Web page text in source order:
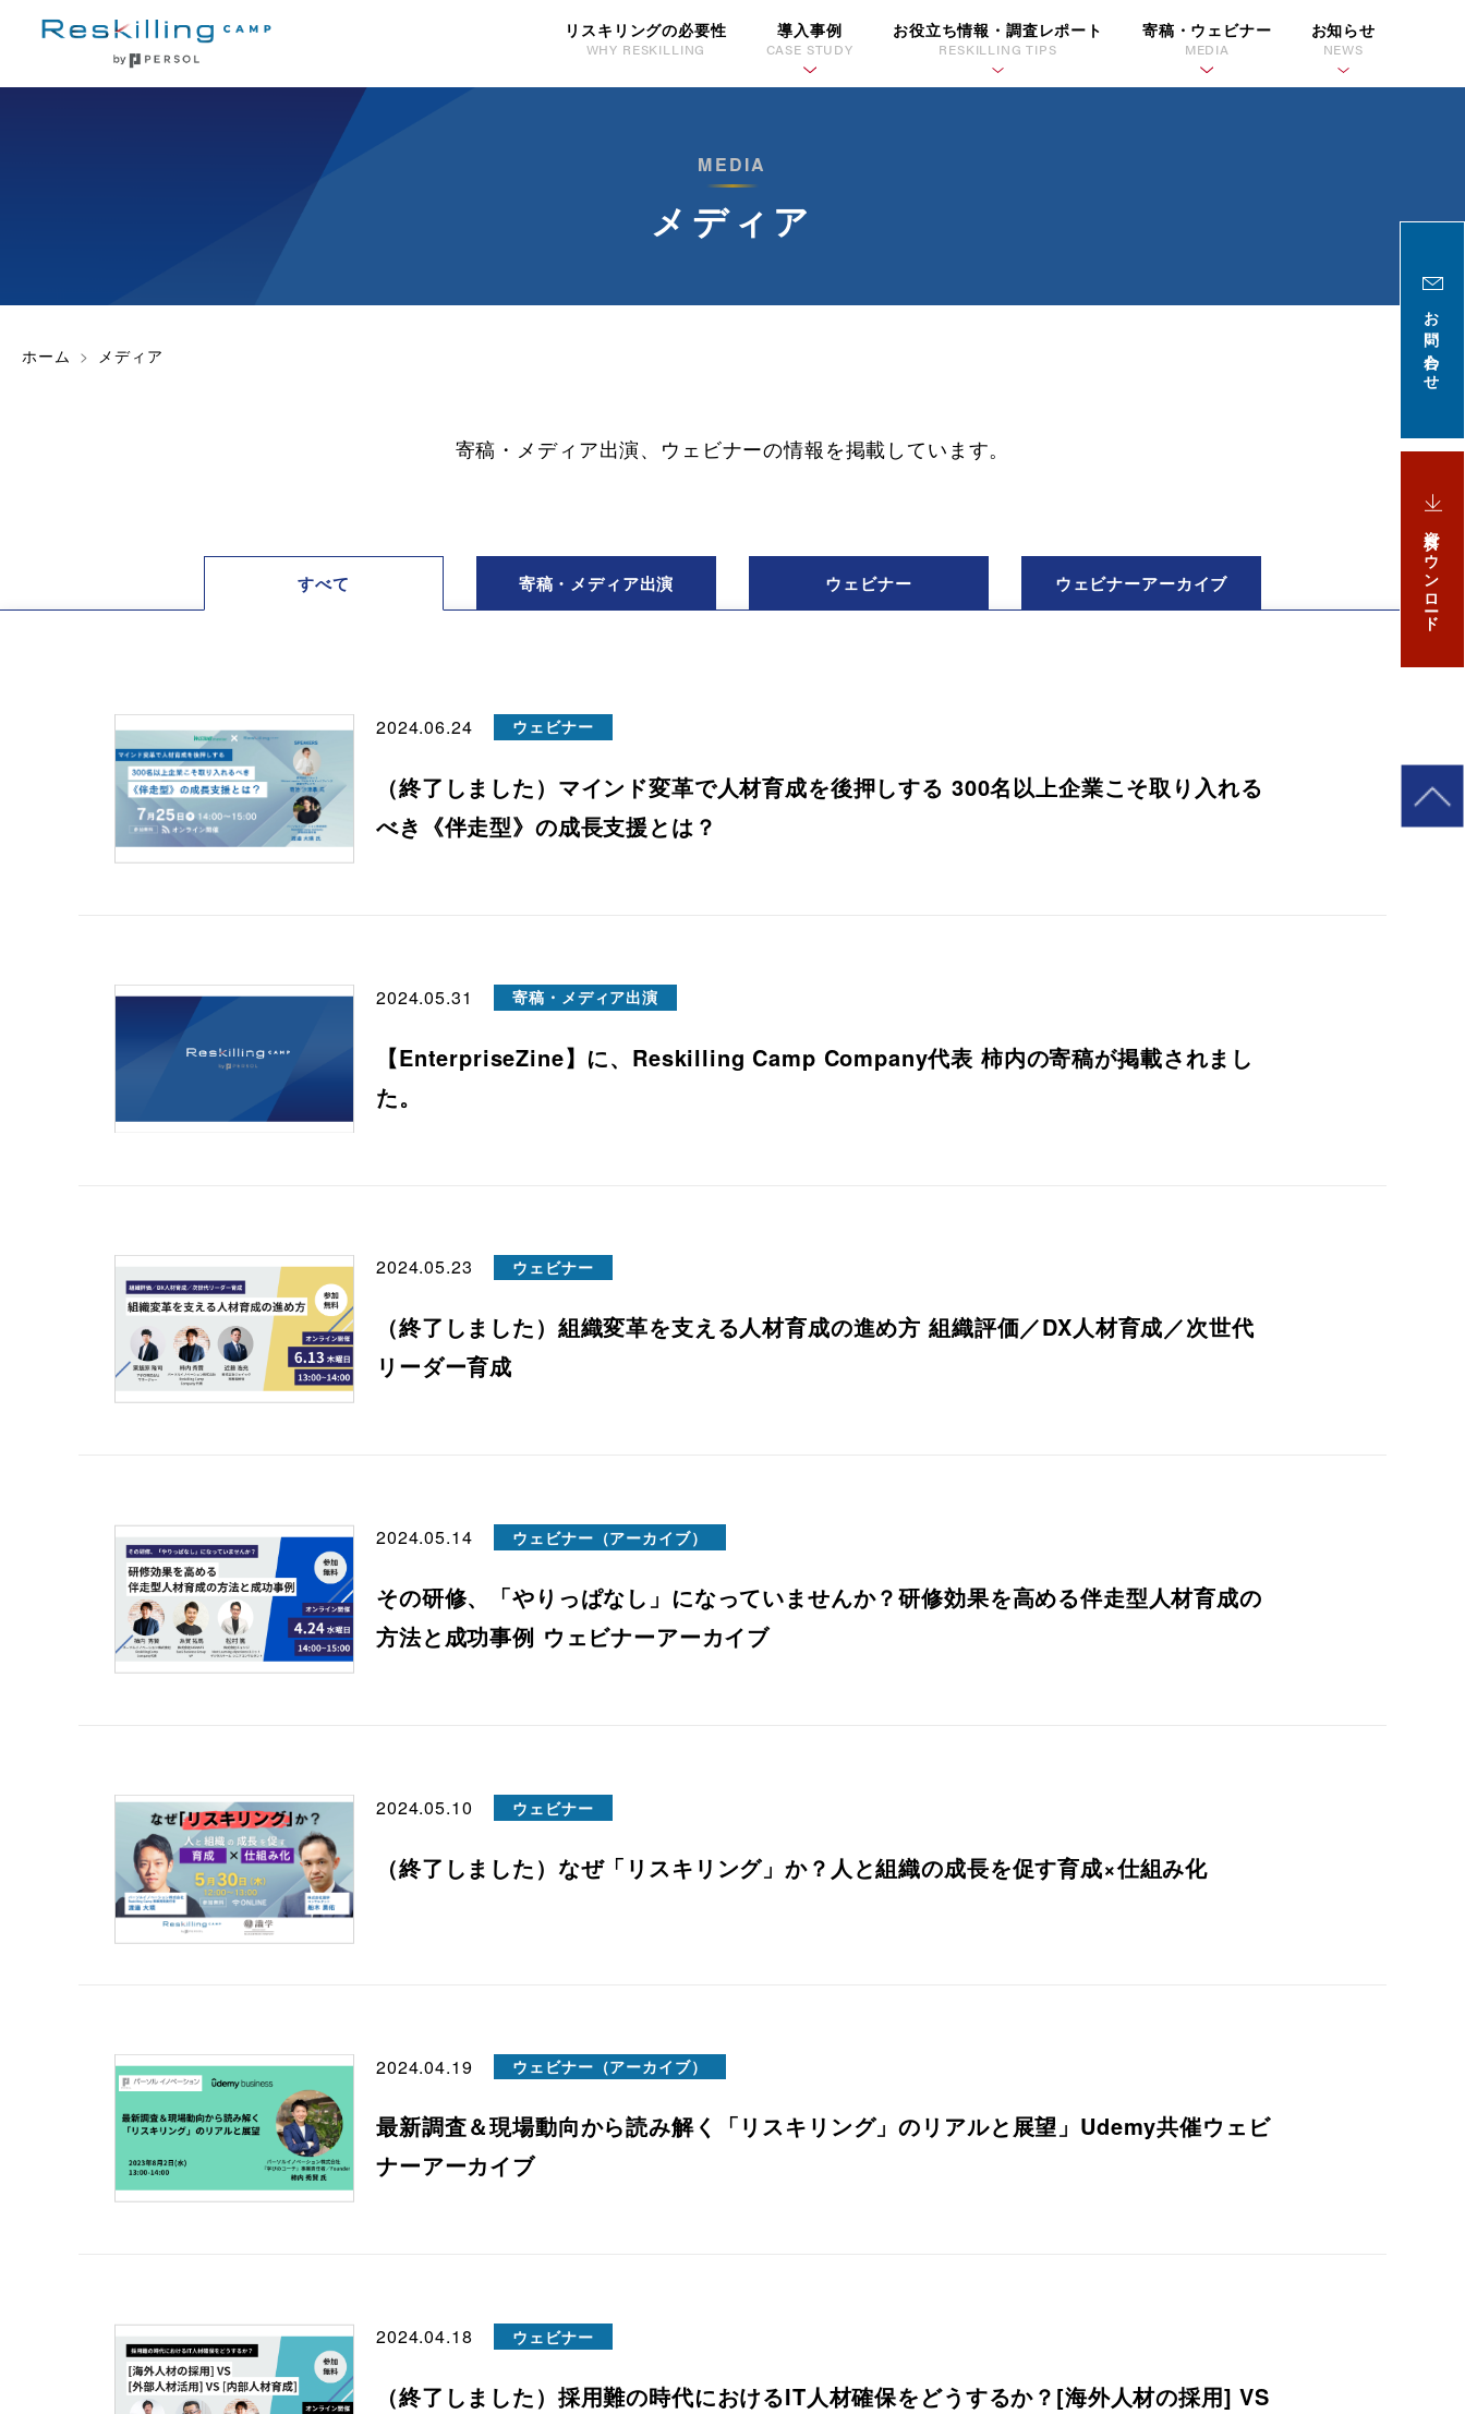
リスキリングの必要性
WHY RESKILLING
導入事例
CASE STUDY
お役立ち情報・調査レポート
RESKILLING TIPS
寄稿・ウェビナー
MEDIA
お知らせ
NEWS
お問い合わせ
資料ダウンロード
MEDIA
メディア
ホーム メディア
寄稿・メディア出演、ウェビナーの情報を掲載しています。
すべて 寄稿・ メディア出演 ウェビナー ウェビナーアーカイブ
2024.06.24 ウェビナー
（終了しました）マインド変革で人材育成を後押しする 300名以上企業こそ取り入れる
べき《伴走型》の成長支援とは？
2024.05.31 寄稿・メディア出演
【EnterpriseZine】に、Reskilling Camp Company代表 柿内の寄稿が掲載されまし
た。
2024.05.23 ウェビナー
（終了しました）組織変革を支える人材育成の進め方 組織評価／DX人材育成／次世代
リーダー育成
2024.05.14 ウェビナー（アーカイブ）
その研修、「やりっぱなし」になっていませんか？研修効果を高める伴走型人材育成の
方法と成功事例 ウェビナーアーカイブ
2024.05.10 ウェビナー
（終了しました）なぜ「リスキリング」か？人と組織の成長を促す育成×仕組み化
2024.04.19 ウェビナー（アーカイブ）
最新調査＆現場動向から読み解く「リスキリング」のリアルと展望」Udemy共催ウェビ
ナーアーカイブ
2024.04.18 ウェビナー
（終了しました）採用難の時代におけるIT人材確保をどうするか？[海外人材の採用] VS